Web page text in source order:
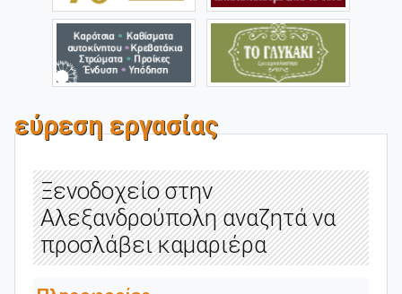
εύρεση εργασίας
Ξενοδοχείο στην
Αλεξανδρούπολη αναζητά να
προσλάβει καμαριέρα